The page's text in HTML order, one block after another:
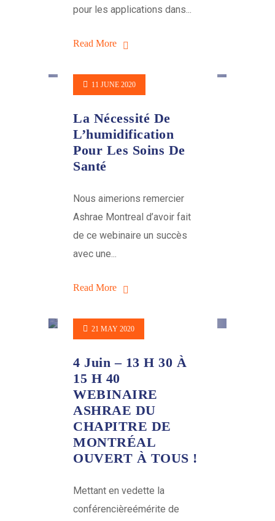
pour les applications dans...
Read More
11 JUNE 2020
La Nécessité De
L’humidification
Pour Les Soins De
Santé
Nous aimerions remercier
Ashrae Montreal d’avoir fait
de ce webinaire un succès
avec une...
Read More
21 MAY 2020
4 Juin – 13 H 30 À
15 H 40
WEBINAIRE
ASHRAE DU
CHAPITRE DE
MONTRÉAL
OUVERT À TOUS !
Mettant en vedette la
conférencièreémérite de